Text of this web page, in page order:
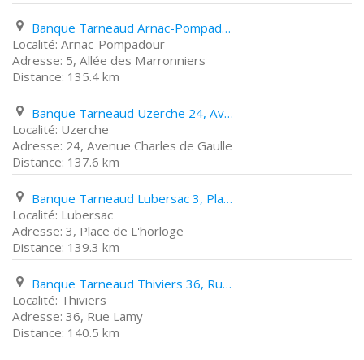
Banque Tarneaud Arnac-Pompadour 5, Allée des Marronniers
Arnac-Pompadour
5, Allée des Marronniers
135.4 km
Banque Tarneaud Uzerche 24, Avenue Charles de Gaulle
Uzerche
24, Avenue Charles de Gaulle
137.6 km
Banque Tarneaud Lubersac 3, Place de L'horloge
Lubersac
3, Place de L'horloge
139.3 km
Banque Tarneaud Thiviers 36, Rue Lamy
Thiviers
36, Rue Lamy
140.5 km